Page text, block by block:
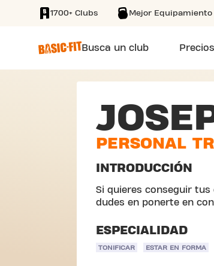
SKIP TO MAIN CONTENT
1700+ Clubs Mejor Equipamiento
Busca un club Precios
PERSONAL
INTRODUCCIÓN
Si quieres conseguir
dudes en ponerte en
ESPECIALIDAD
TONIFICAR ESTAR EN FORMA